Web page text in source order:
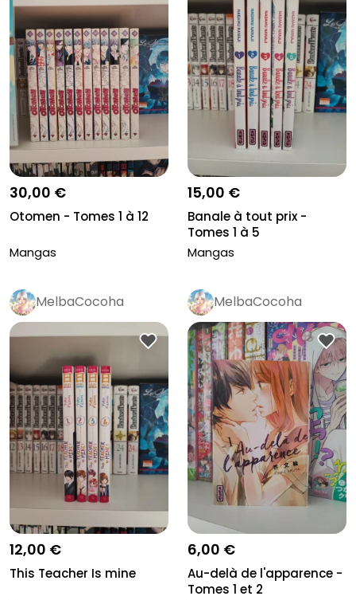
30,00 €
Otomen - Tomes 1 à 12
Mangas
15,00 €
Banale à tout prix -
Tomes 1 à 5
Mangas
MelbaCocoha
12,00 €
This Teacher Is mine
MelbaCocoha
6,00 €
Au-delà de l'apparence -
Tomes 1 et 2